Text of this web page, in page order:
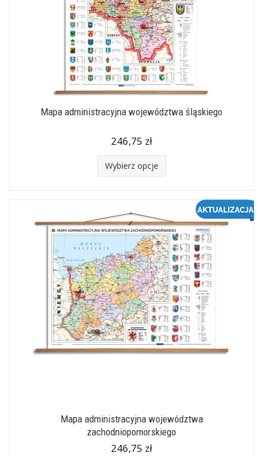
Mapa administracyjna województwa śląskiego
246,75 zł
Wybierz opcje
Mapa administracyjna województwa
zachodniopomorskiego
246,75 zł